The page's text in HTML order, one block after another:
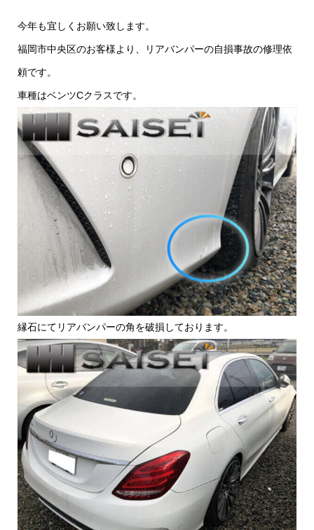
今年も宜しくお願い致します。
福岡市中央区のお客様より、リアバンパーの自損事故の修理依
頼です。
車種はベンツCクラスです。
縁石にてリアバンパーの角を破損しております。